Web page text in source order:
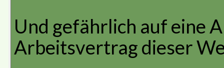
Und gefährlich auf eine
Arbeitsvertrag dieser